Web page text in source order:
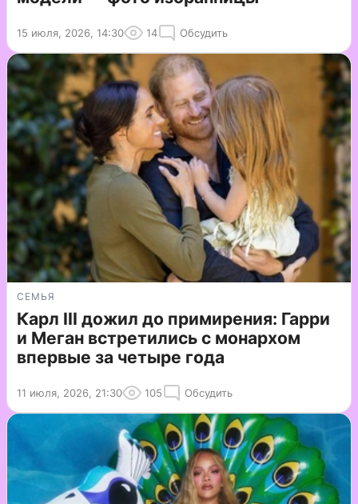
15 июля, 2026, 14:30 14 Обсудить
СЕМЬЯ
Карл III дожил до примирения: Гарри
и Меган встретились с монархом
впервые за четыре года
11 июля, 2026, 21:30 105 Обсудить